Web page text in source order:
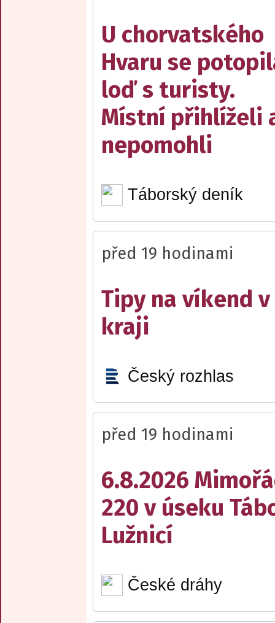
U chorvatského
Hvaru se
loď s turisty.
Místní přihlíželi
nepomohli
Táborský deník
před 19 hodinami
Tipy na víkend
kraji
Český rozhlas
před 19 hodinami
6.8.2026
220 v úseku
Lužnicí
České dráhy